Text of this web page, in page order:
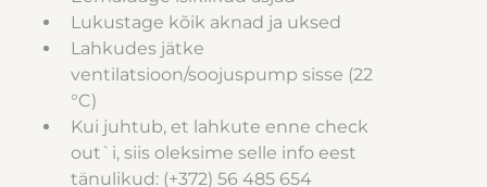
Lukustage kõik aknad ja uksed
Lahkudes jätke
ventilatsioon/soojuspump sisse (22
°C)
Kui juhtub, et lahkute enne check
out`i, siis oleksime selle info eest
tänulikud: (+372) 56 485 654